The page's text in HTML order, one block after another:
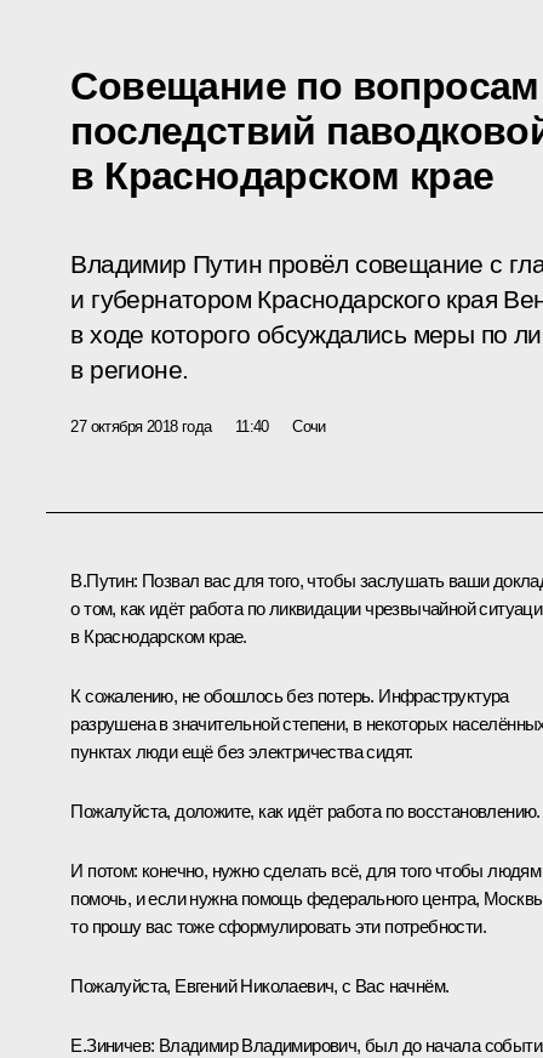
Совещание по
последствий
в Краснодарском крае
Владимир Путин провёл совещание с
и губернатором Краснодарского края
в ходе которого обсуждались меры по
в регионе.
27 октября 2018 года 11:40 Сочи
В.Путин: Позвал вас для того, чтобы заслушать ваши
о том, как идёт работа по ликвидации чрезвычайной
в Краснодарском крае.
К сожалению, не обошлось без потерь. Инфраструктура
разрушена в значительной степени, в некоторых
пунктах люди ещё без электричества сидят.
Пожалуйста, доложите, как идёт работа по восстановлению.
И потом: конечно, нужно сделать всё, для того чтобы людям
помочь, и если нужна помощь федерального центра,
то прошу вас тоже сформулировать эти потребности.
Пожалуйста, Евгений Николаевич, с Вас начнём.
Е.Зиничев: Владимир Владимирович, был до начала